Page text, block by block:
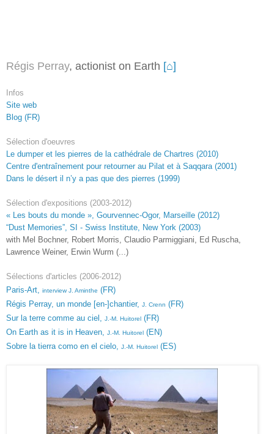
Régis Perray, actionist on Earth [⌂]
Infos
Site web
Blog (FR)
Sélection d'oeuvres
Le dumper et les pierres de la cathédrale de Chartres (2010)
Centre d'entraînement pour retourner au Pilat et à Saqqara (2001)
Dans le désert il n’y a pas que des pierres (1999)
Sélection d'expositions (2003-2012)
« Les bouts du monde », Gourvennec-Ogor, Marseille (2012)
“Dust Memories”, SI - Swiss Institute, New York (2003)
with Mel Bochner, Robert Morris, Claudio Parmiggiani, Ed Ruscha,
Lawrence Weiner, Erwin Wurm (...)
Sélections d'articles (2006-2012)
Paris-Art, interview J. Aminthe (FR)
Régis Perray, un monde [en-]chantier, J. Crenn (FR)
Sur la terre comme au ciel, J.-M. Huitorel
(FR)
On Earth as it is in Heaven, J.-M. Huitorel
(EN)
Sobre la tierra como en el cielo, J.-M. Huitorel (ES)